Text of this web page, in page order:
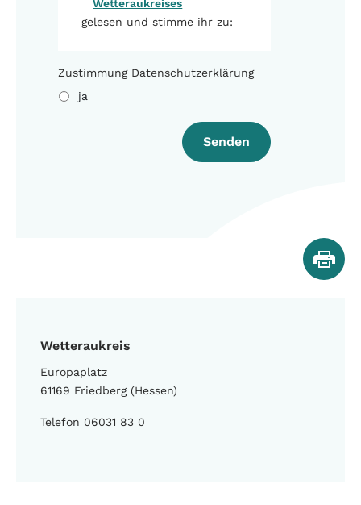
Wetteraukreis
Europaplatz
61169 Friedberg (Hessen)
Telefon 06031 83 0
Wetteraukreises
gelesen und stimme ihr zu:
Zustimmung Datenschutzerklärung
ja